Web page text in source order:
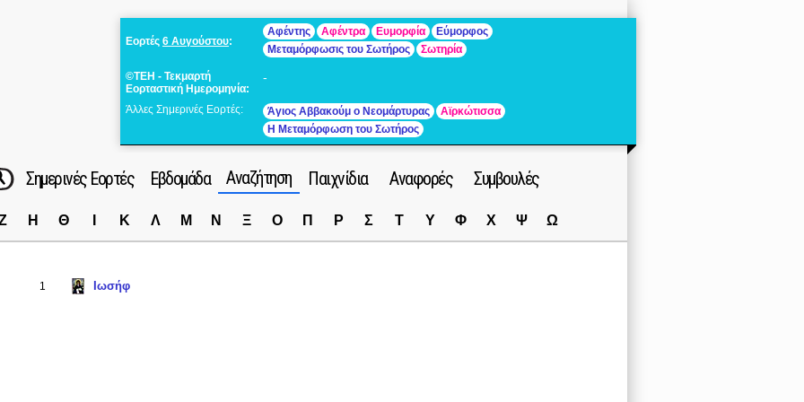
Εορτές 6 Αυγούστου:
Αφέντης Αφέντρα Ευμορφία
Εύμορφος
Μεταμόρφωσις του Σωτήρος
Σωτηρία
©ΤΕΗ - Τεκμαρτή
Εορταστική Ημερομηνία:
-
Άλλες Σημερινές Εορτές: Άγιος Αββακούμ ο Νεομάρτυρας
Αϊρκώτισσα
Η Μεταμόρφωση του Σωτήρος
Σημερινές Εορτές Εβδομάδα Αναζήτηση Παιχνίδια Αναφορές Συμβουλές
Η Θ Κ Λ Μ Ν Ξ Ο Π Ρ Σ Τ Υ Φ Χ Ψ Ω
1 Ιωσήφ